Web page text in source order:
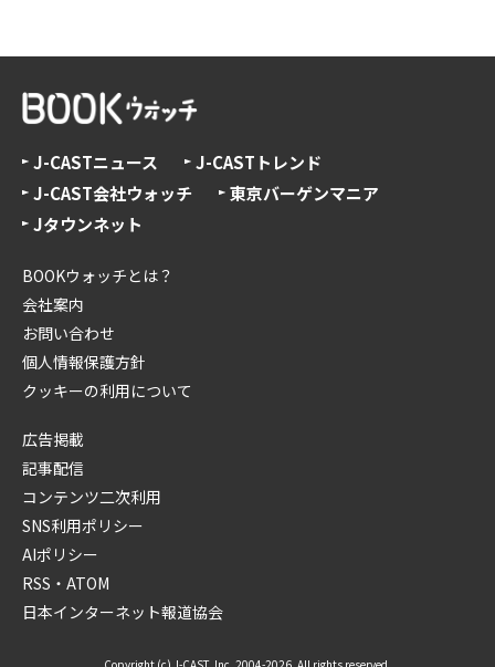
J-CASTニュース
J-CASTトレンド
J-CAST会社ウォッチ
東京バーゲンマニア
Jタウンネット
BOOKウォッチとは？
会社案内
お問い合わせ
個人情報保護方針
クッキーの利用について
広告掲載
記事配信
コンテンツ二次利用
SNS利用ポリシー
AIポリシー
RSS・ATOM
日本インターネット報道協会